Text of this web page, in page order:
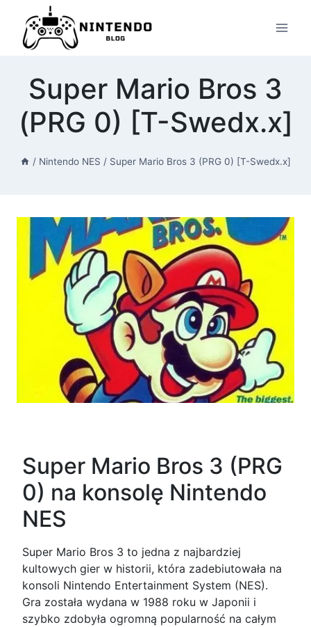
Przeskocz
treści
Super Mario Bros 3
(PRG 0) [T-Swedx.x]
/ Nintendo NES / Super Mario Bros 3 (PRG 0) [T-Swedx.x]
Super Mario Bros 3 (PRG
0) na konsolę Nintendo
NES
Super Mario Bros 3 to jedna z najbardziej
kultowych gier w historii, która zadebiutowała na
konsoli Nintendo Entertainment System (NES).
Gra została wydana w 1988 roku w Japonii i
szybko zdobyła ogromną popularność na całym